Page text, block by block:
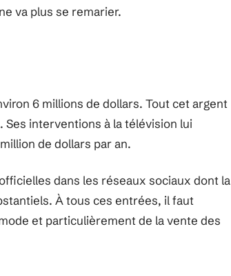
va plus se remarier.
6 millions de dollars. Tout cet argent
Ses interventions à la télévision lui
de dollars par an.
dans les réseaux sociaux dont la
À tous ces entrées, il faut
et particulièrement de la vente des